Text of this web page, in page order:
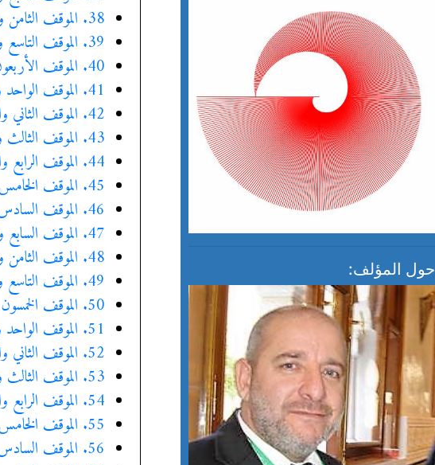
حول المؤلف:
38. الموقف الثامن والثلاثون
39. الموقف التاسع والثلاثون
40. الموقف الأربعون
41. الموقف الواحد والأربعون
42. الموقف الثاني والأربعون
43. الموقف الثالث والأربعون
44. الموقف الرابع والأربعون
45. الموقف الخامس والأربعون
46. الموقف السادس والأربعون
47. الموقف السابع والأربعون
48. الموقف الثامن والأربعون
49. الموقف التاسع والأربعون
50. الموقف الخمسون
51. الموقف الواحد والخمسون
52. الموقف الثاني والخمسون
53. الموقف الثالث والخمسون
54. الموقف الرابع والخمسون
55. الموقف الخامس والخمسون
56. الموقف السادس والخمسون